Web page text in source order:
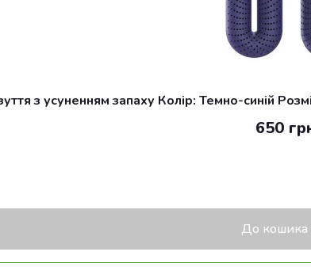
з усуненням запаху Колір: Темно-синій
650
До кошика